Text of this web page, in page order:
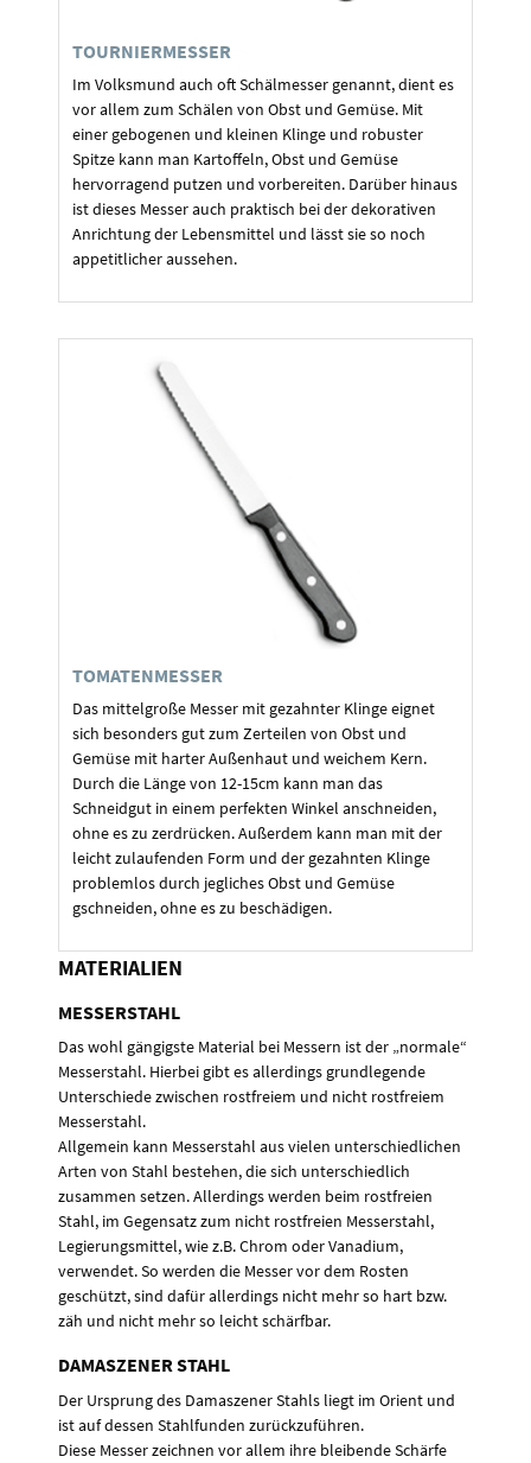
TOURNIERMESSER
Im Volksmund auch oft Schälmesser genannt, dient es
vor allem zum Schälen von Obst und Gemüse. Mit
einer gebogenen und kleinen Klinge und robuster
Spitze kann man Kartoffeln, Obst und Gemüse
hervorragend putzen und vorbereiten. Darüber hinaus
ist dieses Messer auch praktisch bei der dekorativen
Anrichtung der Lebensmittel und lässt sie so noch
appetitlicher aussehen.
TOMATENMESSER
Das mittelgroße Messer mit gezahnter Klinge eignet
sich besonders gut zum Zerteilen von Obst und
Gemüse mit harter Außenhaut und weichem Kern.
Durch die Länge von 12-15cm kann man das
Schneidgut in einem perfekten Winkel anschneiden,
ohne es zu zerdrücken. Außerdem kann man mit der
leicht zulaufenden Form und der gezahnten Klinge
problemlos durch jegliches Obst und Gemüse
gschneiden, ohne es zu beschädigen.
MATERIALIEN
MESSERSTAHL
Das wohl gängigste Material bei Messern ist der „normale“
Messerstahl. Hierbei gibt es allerdings grundlegende
Unterschiede zwischen rostfreiem und nicht rostfreiem
Messerstahl.
Allgemein kann Messerstahl aus vielen unterschiedlichen
Arten von Stahl bestehen, die sich unterschiedlich
zusammen setzen. Allerdings werden beim rostfreien
Stahl, im Gegensatz zum nicht rostfreien Messerstahl,
Legierungsmittel, wie z.B. Chrom oder Vanadium,
verwendet. So werden die Messer vor dem Rosten
geschützt, sind dafür allerdings nicht mehr so hart bzw.
zäh und nicht mehr so leicht schärfbar.
DAMASZENER STAHL
Der Ursprung des Damaszener Stahls liegt im Orient und
ist auf dessen Stahlfunden zurückzuführen.
Diese Messer zeichnen vor allem ihre bleibende Schärfe